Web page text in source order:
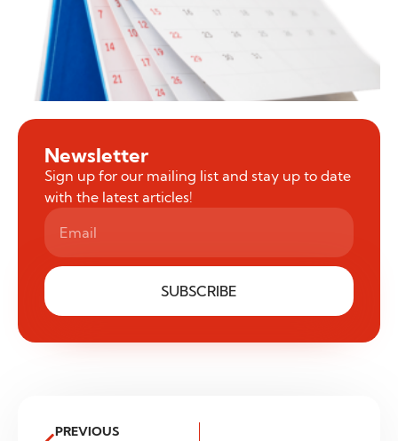
Newsletter
Sign up for our mailing list and stay up to date
with the latest articles!
SUBSCRIBE
PREVIOUS